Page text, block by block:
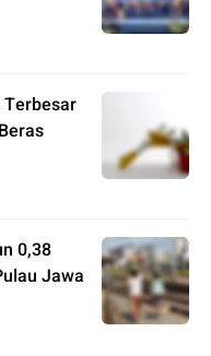
Terbesar
0,38
Jawa